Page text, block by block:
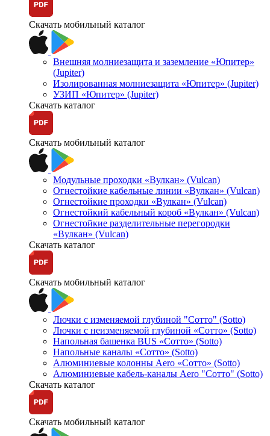
Скачать мобильный каталог
Внешняя молниезащита и заземление «Юпитер»
(Jupiter)
Изолированная молниезащита «Юпитер» (Jupiter)
УЗИП «Юпитер» (Jupiter)
Скачать каталог
Скачать мобильный каталог
Модульные проходки «Вулкан» (Vulcan)
Огнестойкие кабельные линии «Вулкан» (Vulcan)
Огнестойкие проходки «Вулкан» (Vulcan)
Огнестойкий кабельный короб «Вулкан» (Vulcan)
Огнестойкие разделительные перегородки
«Вулкан» (Vulcan)
Скачать каталог
Скачать мобильный каталог
Лючки с изменяемой глубиной "Сотто" (Sotto)
Лючки с неизменяемой глубиной «Сотто» (Sotto)
Напольная башенка BUS «Сотто» (Sotto)
Напольные каналы «Сотто» (Sotto)
Алюминиевые колонны Aero «Сотто» (Sotto)
Алюминиевые кабель-каналы Aero "Сотто" (Sotto)
Скачать каталог
Скачать мобильный каталог